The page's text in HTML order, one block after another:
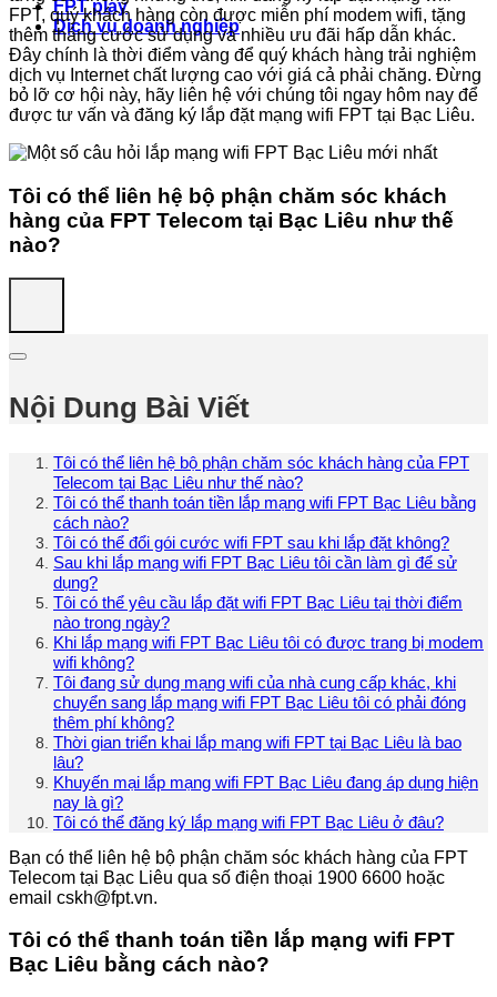
FPT play
Dịch vụ doanh nghiệp
FPT, quý khách hàng còn được miễn phí modem wifi, tặng
thêm tháng cước sử dụng và nhiều ưu đãi hấp dẫn khác.
Đây chính là thời điểm vàng để quý khách hàng trải nghiệm
dịch vụ Internet chất lượng cao với giá cả phải chăng. Đừng
bỏ lỡ cơ hội này, hãy liên hệ với chúng tôi ngay hôm nay để
được tư vấn và đăng ký lắp đặt mạng wifi FPT tại Bạc Liêu.
Tôi có thể liên hệ bộ phận chăm sóc khách
hàng của FPT Telecom tại Bạc Liêu như thế
nào?
Nội Dung Bài Viết
Tôi có thể liên hệ bộ phận chăm sóc khách hàng của FPT
Telecom tại Bạc Liêu như thế nào?
Tôi có thể thanh toán tiền lắp mạng wifi FPT Bạc Liêu bằng
cách nào?
Tôi có thể đổi gói cước wifi FPT sau khi lắp đặt không?
Sau khi lắp mạng wifi FPT Bạc Liêu tôi cần làm gì để sử
dụng?
Tôi có thể yêu cầu lắp đặt wifi FPT Bạc Liêu tại thời điểm
nào trong ngày?
Khi lắp mạng wifi FPT Bạc Liêu tôi có được trang bị modem
wifi không?
Tôi đang sử dụng mạng wifi của nhà cung cấp khác, khi
chuyển sang lắp mạng wifi FPT Bạc Liêu tôi có phải đóng
thêm phí không?
Thời gian triển khai lắp mạng wifi FPT tại Bạc Liêu là bao
lâu?
Khuyến mại lắp mạng wifi FPT Bạc Liêu đang áp dụng hiện
nay là gì?
Tôi có thể đăng ký lắp mạng wifi FPT Bạc Liêu ở đâu?
Bạn có thể liên hệ bộ phận chăm sóc khách hàng của FPT
Telecom tại Bạc Liêu qua số điện thoại 1900 6600 hoặc
email cskh@fpt.vn.
Tôi có thể thanh toán tiền lắp mạng wifi FPT
Bạc Liêu bằng cách nào?